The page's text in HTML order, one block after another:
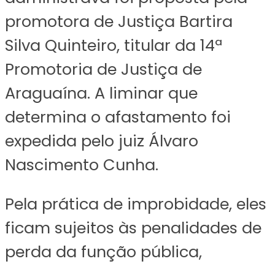
promotora de Justiça Bartira
Silva Quinteiro, titular da 14ª
Promotoria de Justiça de
Araguaína. A liminar que
determina o afastamento foi
expedida pelo juiz Álvaro
Nascimento Cunha.
Pela prática de improbidade, eles
ficam sujeitos às penalidades de
perda da função pública,